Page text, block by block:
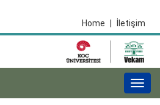
İletişim
Home